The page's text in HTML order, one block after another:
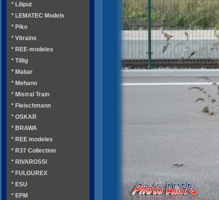
* Liliput
* LEMATEC Models
* Piko
* Vitrains
* REE-modeles
* Tillig
* Mabar
* Mehano
* Mistral Train
* Fleischmann
* OSKAR
* BRAWA
* REE modeles
* R37 Collection
* RIVAROSSI
* FULGUREX
* ESU
* EPM